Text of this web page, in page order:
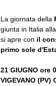
La giornata della
giunta in Italia
si apre con il
primo sole
21 GIUGNO ore
VIGEVANO